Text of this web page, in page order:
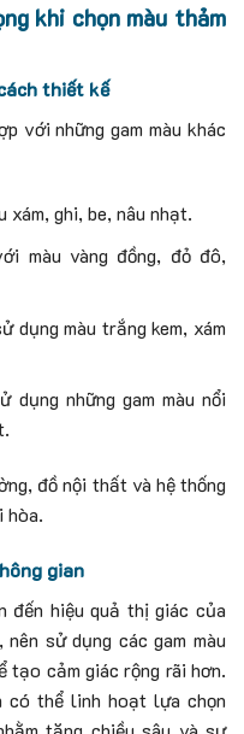
khi chọn màu thảm
thiết kế
với những gam màu khác
xám, ghi, be, nâu nhạt.
màu vàng đồng, đỏ đô,
dụng màu trắng kem, xám
dụng những gam màu nổi
đồ nội thất và hệ thống
hòa.
gian
đến hiệu quả thị giác của
sử dụng các gam màu
tạo cảm giác rộng rãi hơn.
có thể linh hoạt lựa chọn